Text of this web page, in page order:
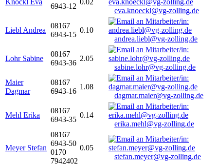
Knöckl Eva
6943-12
0.02
eva.knoeckl@vg-zolling.de
Liebl Andrea
08167
6943-15
0.10
andrea.liebl@vg-zolling.de
Lohr Sabine
08167
6943-36
2.05
sabine.lohr@vg-zolling.de
Maier
Dagmar
08167
6943-16
1.08
dagmar.maier@vg-zolling.de
Mehl Erika
08167
6943-35
0.14
erika.mehl@vg-zolling.de
Meyer Stefan
08167
6943-50
0170
7942402
0.05
stefan.meyer@vg-zolling.de